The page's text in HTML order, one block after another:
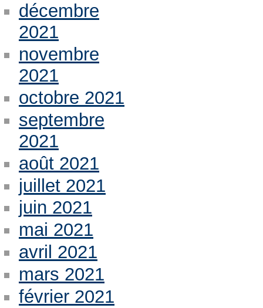
décembre
2021
novembre
2021
octobre 2021
septembre
2021
août 2021
juillet 2021
juin 2021
mai 2021
avril 2021
mars 2021
février 2021